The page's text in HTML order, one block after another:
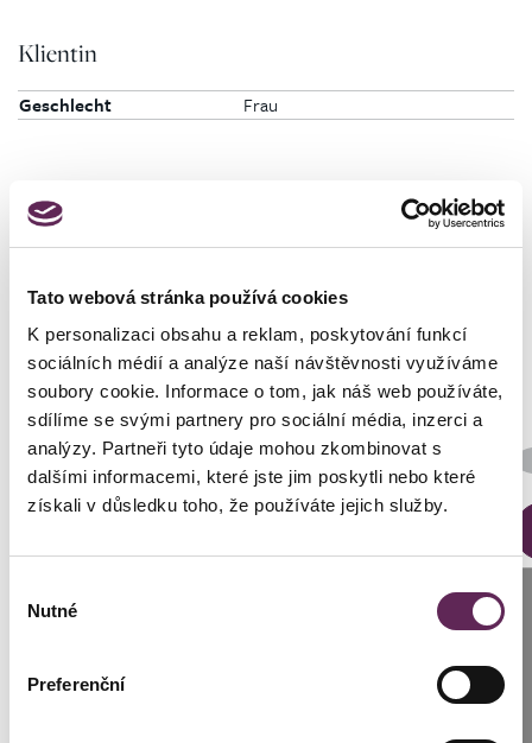
Tato webová stránka používá cookies
K personalizaci obsahu a reklam, poskytování funkcí
sociálních médií a analýze naší návštěvnosti využíváme
soubory cookie. Informace o tom, jak náš web používáte,
sdílíme se svými partnery pro sociální média, inzerci a
analýzy. Partneři tyto údaje mohou zkombinovat s
dalšími informacemi, které jste jim poskytli nebo které
získali v důsledku toho, že používáte jejich služby.
souhlasu
Nutné
Preferenční
Klientin
Geschlecht Frau
Fotos vorher und nachher
Der behandelnde Arzt
MUDr. Michal Puls, CSc.
Brünn: +420 776 279 454